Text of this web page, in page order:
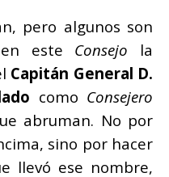
pero algunos son
en este Consejo la
Capitán General D.
como Consejero
abruman. No por
sino por hacer
llevó ese nombre,